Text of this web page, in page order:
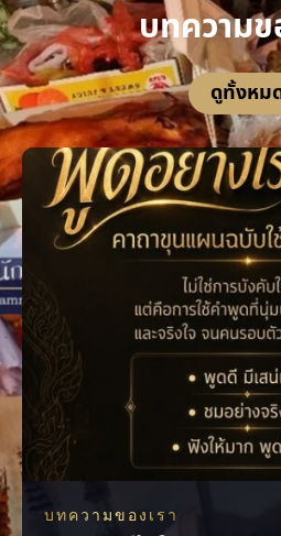
บทความข
ดูทั้งหม
บทความของเรา